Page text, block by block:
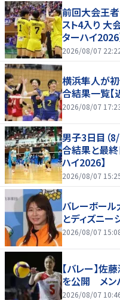
前回大会王
スト4入り 大
ターハイ2026
2026/08/07
横浜隼人が
合結果一覧【
2026/08/07
男子3日目（
合結果と最終
ハイ2026】
2026/08/07
バレーボー
とディズニ
2026/08/07
【バレー】
を公開 メン
2026/08/07